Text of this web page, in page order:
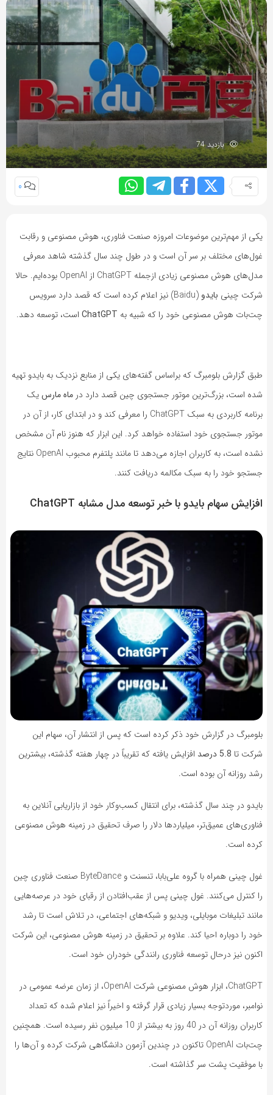
بازدید 74
0
یکی از مهم‌ترین موضوعات امروزه صنعت فناوری، هوش مصنوعی و رقابت
غول‌های مختلف بر سر آن است و در طول چند سال گذشته شاهد معرفی
مدل‌های هوش مصنوعی زیادی از‌جمله ChatGPT از OpenAI بوده‌ایم. حالا
شرکت چینی بایدو
(Baidu) نیز اعلام کرده است که قصد دارد سرویس
چت‌بات هوش مصنوعی خود را که شبیه به ChatGPT است، توسعه دهد.
طبق گزارش بلومبرگ که براساس گفته‌های یکی از منابع نزدیک به بایدو تهیه
شده است، بزرگ‌ترین موتور جستجوی چین قصد دارد در ماه مارسیک
برنامه کاربردی به سبک ChatGPT را معرفی کند و در ابتدای کار، از آن در
موتور جستجوی خود استفاده خواهد کرد. این ابزار که هنوز نام آن مشخص
نشده است، به کاربران اجازه می‌دهد تا مانند پلتفرم محبوب OpenAI نتایج
جستجو خود را به سبک مکالمه دریافت کنند.
افزایش سهام بایدو با خبر توسعه مدل مشابه ChatGPT
بلومبرگ در گزارش خود ذکر کرده است که پس از انتشار آن، سهام این
شرکت تا 5.8 درصد
افزایش یافته که تقریباً در چهار هفته گذشته، بیشترین
رشد روزانه آن بوده است.
بایدو در چند سال گذشته، برای انتقال کسب‌و‌کار خود از بازاریابی آنلاین به
فناوری‌های عمیق‌تر، میلیاردها دلار را صرف تحقیق در زمینه هوش مصنوعی
کرده است.
غول چینی همراه با گروه علی‌بابا، تنسنت و ByteDance صنعت فناوری چین
را کنترل می‌کنند. غول چینی پس از عقب‌افتادن از رقبای خود در عرصه‌هایی
مانند تبلیغات موبایلی، ویدیو و شبکه‌های اجتماعی، در تلاش است تا رشد
خود را دوباره احیا کند. علاوه بر تحقیق در زمینه هوش مصنوعی، این شرکت
اکنون نیز درحال توسعه فناوری رانندگی خودران خود است.
ChatGPT، ابزار هوش مصنوعی شرکت OpenAI، از زمان عرضه عمومی در
نوامبر، موردتوجه بسیار زیادی قرار گرفته و اخیراً نیز اعلام شده که تعداد
کاربران روزانه آن در 40 روز به بیشتر از 10 میلیون نفر رسیده است. همچنین
چت‌بات OpenAI تاکنون در چندین آزمون دانشگاهی شرکت کرده و آن‌ها را
با موفقیت پشت سر گذاشته است.